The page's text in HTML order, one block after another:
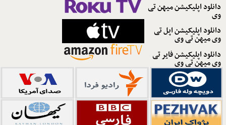
دانلود اپلیکیشن میهن تی
وی
دانلود اپلیکیشن اپل تی
وی میهن تی وی
دانلود اپلیکیشن فایر تی
وی میهن تی وی